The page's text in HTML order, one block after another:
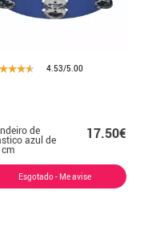
4.53/5.00
de
azul de 17.50€
Esgotado - Me avise